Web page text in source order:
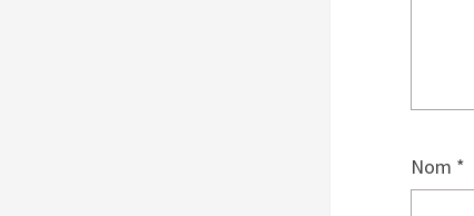
Nom *